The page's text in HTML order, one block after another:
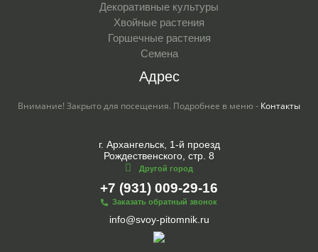
Декоративные культуры
Хвойные растения
Горшечные растения
Семена
Адрес
Внимание! Закрыто для посещения. Подробнее в меню - Контакты
г. Архангельск, 1-й проезд
Рождественского, стр. 8
Другой город
+7 (931) 009-29-16
Заказать обратный звонок
info@svoy-pitomnik.ru